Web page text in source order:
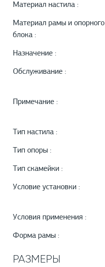
Материал настила :
Материал рамы и опорного
блока :
Назначение :
Обслуживание :
Примечание :
Тип настила :
Тип опоры :
Тип скамейки :
Условие установки :
Условия применения :
Форма рамы :
РАЗМЕРЫ